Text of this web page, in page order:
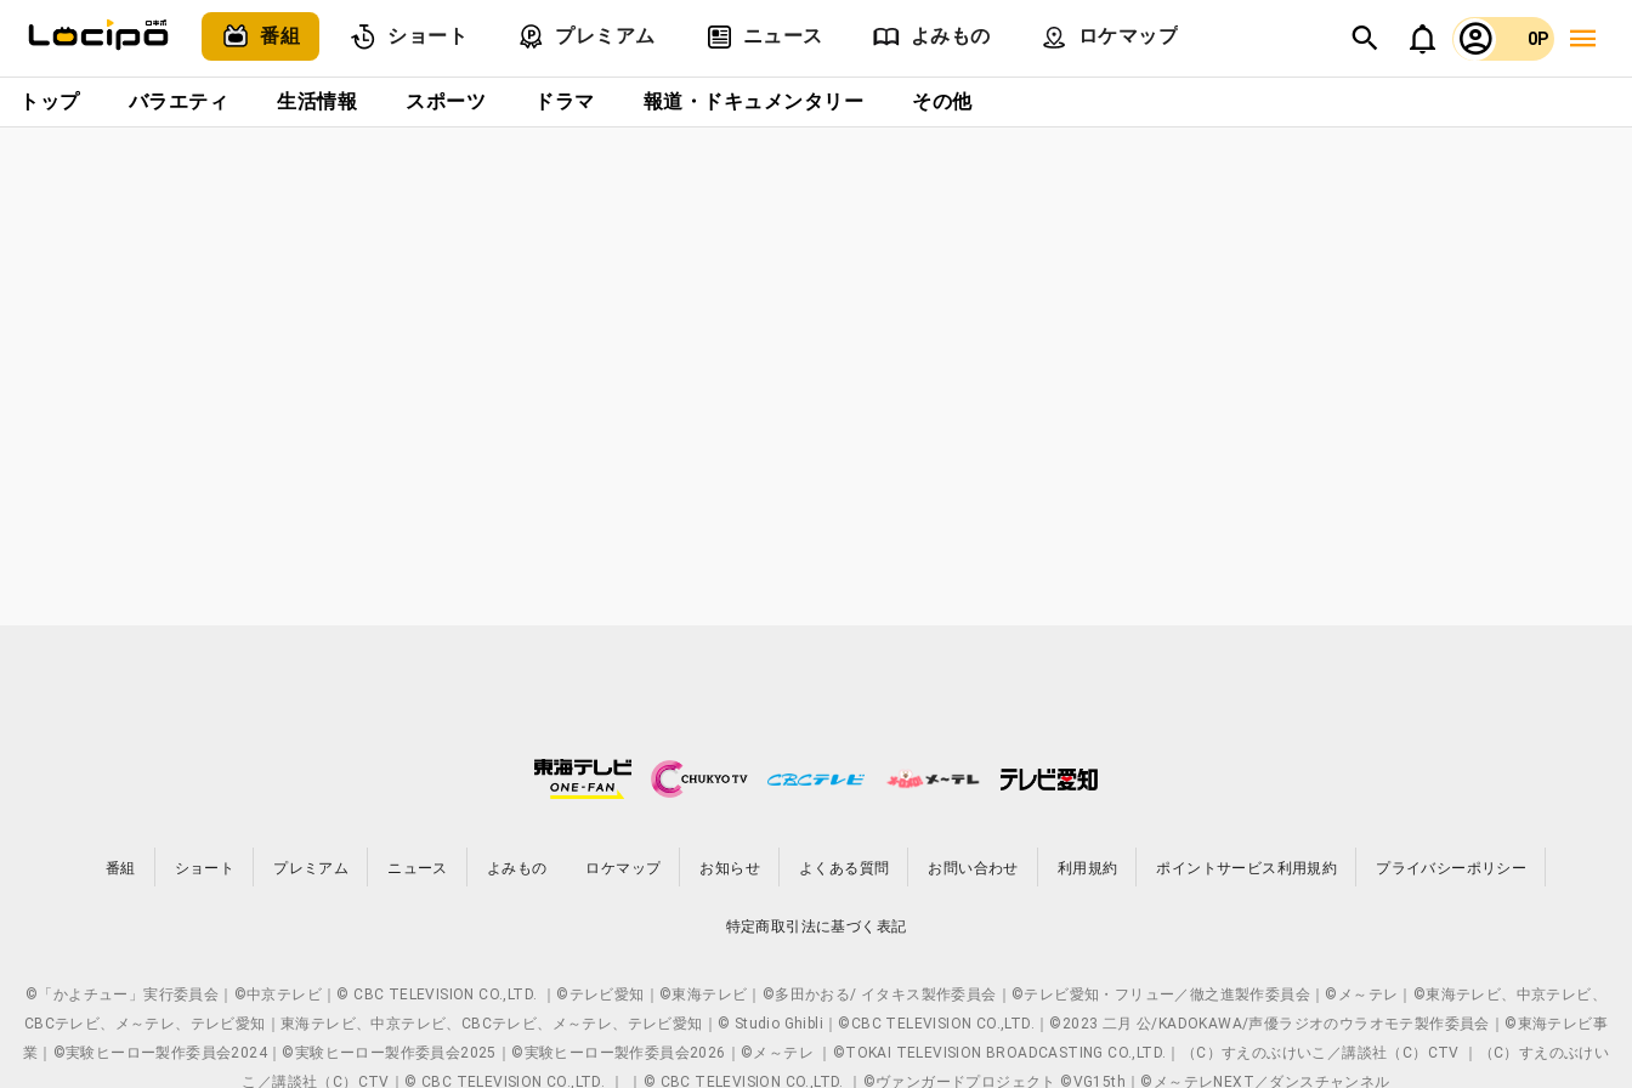
番組 ショート プレミアム ニュース よみもの ロケマップ 0P
トップ バラエティ 生活情報 スポーツ ドラマ 報道・ドキュメンタリー その他
番組 ショート プレミアム ニュース よみもの ロケマップ お知らせ よくある質問 お問い合わせ 利用規約 ポイントサービス利用規約 プライバシーポリシー
特定商取引法に基づく表記
©「かよチュー」実行委員会｜©中京テレビ｜© CBC TELEVISION CO.,LTD. ｜©テレビ愛知｜©東海テレビ｜©多田かおる/ イタキス製作委員会｜©テレビ愛知・フリュー／徹之進製作委員会｜©メ～テレ｜©東海テレビ、中京テレビ、
CBCテレビ、メ～テレ、テレビ愛知｜東海テレビ、中京テレビ、CBCテレビ、メ～テレ、テレビ愛知｜© Studio Ghibli｜©CBC TELEVISION CO.,LTD.｜©2023 二月 公/KADOKAWA/声優ラジオのウラオモテ製作委員会｜©東海テレビ事
業｜©実験ヒーロー製作委員会2024｜©実験ヒーロー製作委員会2025｜©実験ヒーロー製作委員会2026｜©メ～テレ ｜©TOKAI TELEVISION BROADCASTING CO.,LTD.｜（C）すえのぶけいこ／講談社（C）CTV ｜（C）すえのぶけい
こ／講談社（C）CTV｜© CBC TELEVISION CO.,LTD. ｜ ｜© CBC TELEVISION CO.,LTD. ｜©ヴァンガードプロジェクト ©VG15th｜©メ～テレNEXT／ダンスチャンネル